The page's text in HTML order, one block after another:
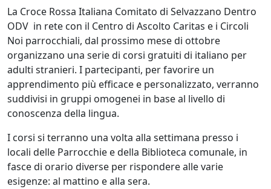
La Croce Rossa Italiana Comitato di Selvazzano Dentro
ODV in rete con il Centro di Ascolto Caritas e i Circoli
Noi parrocchiali, dal prossimo mese di ottobre
organizzano una serie di corsi gratuiti di italiano per
adulti stranieri. I partecipanti, per favorire un
apprendimento più efficace e personalizzato, verranno
suddivisi in gruppi omogenei in base al livello di
conoscenza della lingua.
I corsi si terranno una volta alla settimana presso i
locali delle Parrocchie e della Biblioteca comunale, in
fasce di orario diverse per rispondere alle varie
esigenze: al mattino e alla sera.